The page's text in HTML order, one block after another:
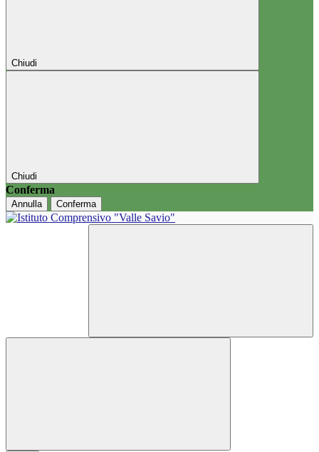
Chiudi
Chiudi
Conferma
Annulla Conferma